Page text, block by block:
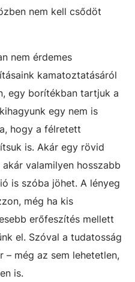
nem kell csődöt
nem érdemes
kamatoztatásáról
egy borítékban tartjuk a
egy nem is
hogy a félretett
is. Akár egy rövid
valamilyen hosszabb
is szóba jöhet. A lényeg
még ha kis
erőfeszítés mellett
el. Szóval a tudatosság
– még az sem lehetetlen,
is.